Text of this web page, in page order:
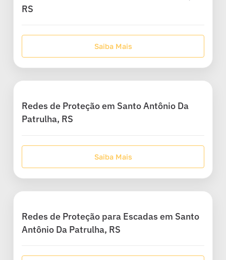
RS
Saiba Mais
Redes de Proteção em Santo Antônio Da
Patrulha, RS
Saiba Mais
Redes de Proteção para Escadas em Santo
Antônio Da Patrulha, RS